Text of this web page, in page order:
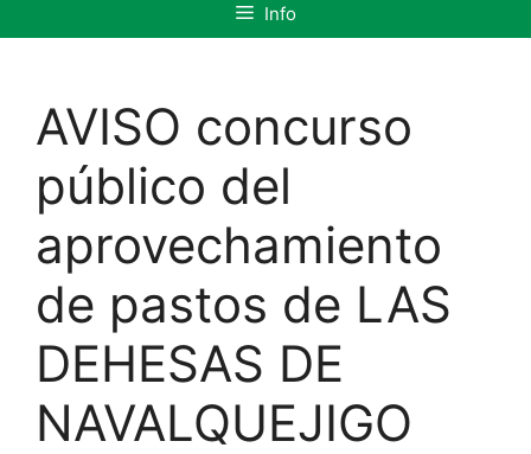
Info
AVISO concurso
público del
aprovechamiento
de pastos de LAS
DEHESAS DE
NAVALQUEJIGO